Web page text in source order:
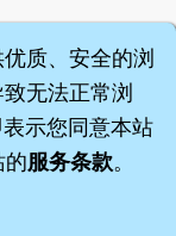
质、安全的浏
无法正常浏
示您同意本站
的服务条款。